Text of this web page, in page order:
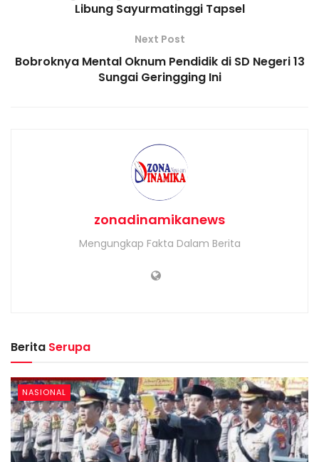
Libung Sayurmatinggi Tapsel
Next Post
Bobroknya Mental Oknum Pendidik di SD Negeri 13
Sungai Geringging Ini
zonadinamikanews
Mengungkap Fakta Dalam Berita
Berita Serupa
NASIONAL